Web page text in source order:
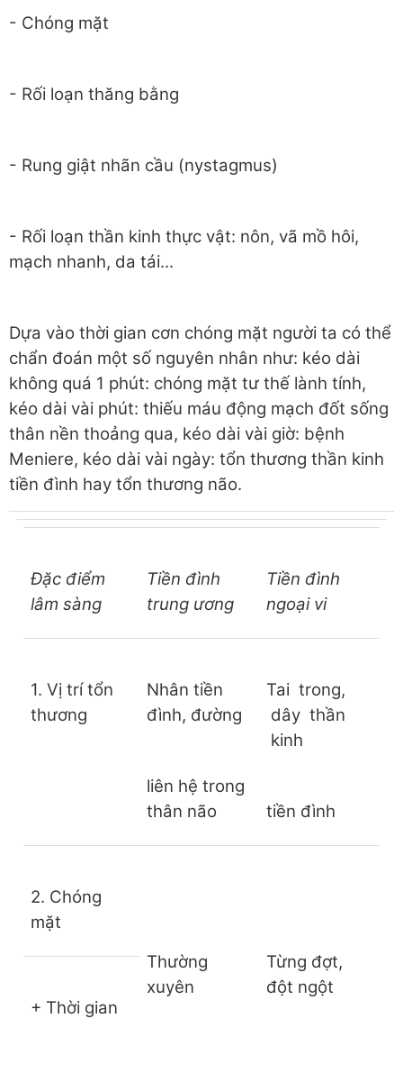
- Chóng mặt
- Rối loạn thăng bằng
- Rung giật nhãn cầu (nystagmus)
- Rối loạn thần kinh thực vật: nôn, vã mồ hôi,
mạch nhanh, da tái...
Dựa vào thời gian cơn chóng mặt người ta có thể
chẩn đoán một số nguyên nhân như: kéo dài
không quá 1 phút: chóng mặt tư thế lành tính,
kéo dài vài phút: thiếu máu động mạch đốt sống
thân nền thoảng qua, kéo dài vài giờ: bệnh
Meniere, kéo dài vài ngày: tổn thương thần kinh
tiền đình hay tổn thương não.
Đặc điểm
lâm sàng
Tiền đình
trung ương
Tiền đình
ngoại vi
1. Vị trí tổn
thương
Nhân tiền
đình, đường
liên hệ trong
thân não
Tai trong,
dây thần
kinh
tiền đình
2. Chóng
mặt
Thường
xuyên
Từng đợt,
đột ngột
+ Thời gian